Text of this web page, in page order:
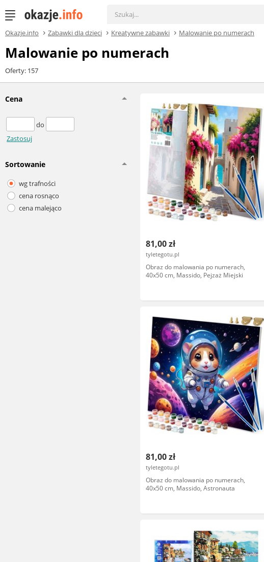
Okazje.info Zabawki dla dzieci Kreatywne zabawki Malowanie po numerach
Malowanie po numerach
Oferty: 157
Cena
do
Zastosuj
Sortowanie
wg trafności
cena rosnąco
cena malejąco
81,00 zł
tyletegotu.pl
Obraz do malowania po numerach,
40x50 cm, Massido, Pejzaż Miejski
81,00 zł
tyletegotu.pl
Obraz do malowania po numerach,
40x50 cm, Massido, Astronauta